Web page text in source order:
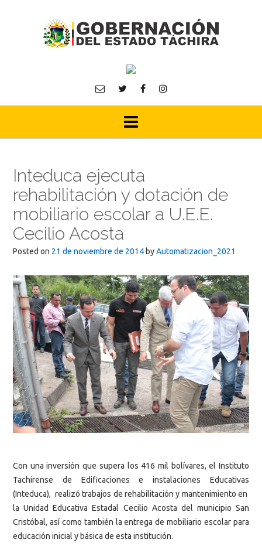
Inteduca ejecuta
rehabilitación y dotación de
mobiliario escolar a U.E.E.
Cecilio Acosta
Posted on 21 de noviembre de 2014 byAutomatizacion_2021
Con una inversión que supera los 416 mil bolívares, el Instituto
Tachirense de Edificaciones e instalaciones Educativas
(Inteduca), realizó trabajos de rehabilitación y mantenimiento en
la Unidad Educativa Estadal Cecilio Acosta del municipio San
Cristóbal, así como también la entrega de mobiliario escolar para
educación inicial y básica de esta institución.